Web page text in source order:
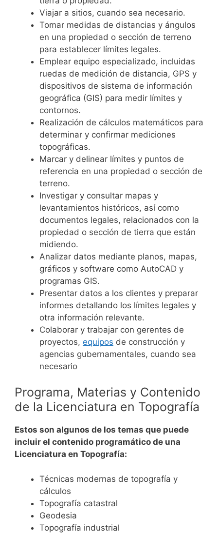
Viajar a sitios, cuando sea necesario.
Tomar medidas de distancias y ángulos
en una propiedad o sección de terreno
para establecer límites legales.
Emplear equipo especializado, incluidas
ruedas de medición de distancia, GPS y
dispositivos de sistema de información
geográfica (GIS) para medir límites y
contornos.
Realización de cálculos matemáticos para
determinar y confirmar mediciones
topográficas.
Marcar y delinear límites y puntos de
referencia en una propiedad o sección de
terreno.
Investigar y consultar mapas y
levantamientos históricos, así como
documentos legales, relacionados con la
propiedad o sección de tierra que están
midiendo.
Analizar datos mediante planos, mapas,
gráficos y software como AutoCAD y
programas GIS.
Presentar datos a los clientes y preparar
informes detallando los límites legales y
otra información relevante.
Colaborar y trabajar con gerentes de
proyectos, equipos de construcción y
agencias gubernamentales, cuando sea
necesario
Programa, Materias y Contenido
de la Licenciatura en Topografía
Estos son algunos de los temas que puede
incluir el contenido programático de una
Licenciatura en Topografía:
Técnicas modernas de topografía y
cálculos
Topografía catastral
Geodesia
Topografía industrial